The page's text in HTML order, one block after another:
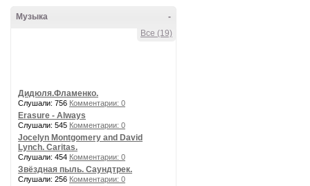
-
Музыка
Все (19)
Дидюля.Фламенко.
Слушали: 756 Комментарии: 0
Erasure - Always
Слушали: 545 Комментарии: 0
Jocelyn Montgomery and David
Lynch. Caritas.
Слушали: 454 Комментарии: 0
Звёздная пыль. Саундтрек.
Слушали: 256 Комментарии: 0